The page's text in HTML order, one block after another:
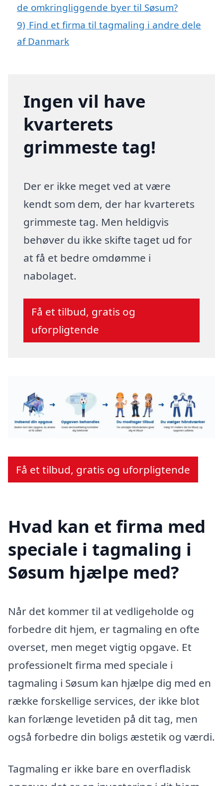
de omkringliggende byer til Søsum?
9) Find et firma til tagmaling i andre dele
af Danmark
Ingen vil have
kvarterets
grimmeste tag!
Der er ikke meget ved at være
kendt som dem, der har kvarterets
grimmeste tag. Men heldigvis
behøver du ikke skifte taget ud for
at få et bedre omdømme i
nabolaget.
Få et tilbud, gratis og
uforpligtende
Få et tilbud, gratis og uforpligtende
Hvad kan et firma med
speciale i tagmaling i
Søsum hjælpe med?
Når det kommer til at vedligeholde og
forbedre dit hjem, er tagmaling en ofte
overset, men meget vigtig opgave. Et
professionelt firma med speciale i
tagmaling i Søsum kan hjælpe dig med en
række forskellige services, der ikke blot
kan forlænge levetiden på dit tag, men
også forbedre din boligs æstetik og værdi.
Tagmaling er ikke bare en overfladisk